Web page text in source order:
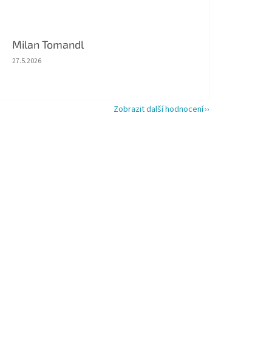
Milan Tomandl
Hodnocení obchodu je 5 z 5 hvězdiček.
27.5.2026
Zobrazit další hodnocení